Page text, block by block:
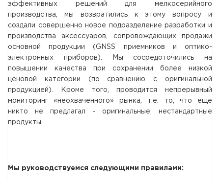
эффективных решений для мелкосерийного
производства, мы возвратились к этому вопросу и
создали совершенно новое подразделение разработки и
производства аксессуаров, сопровождающих продажи
основной продукции (GNSS приемников и оптико-
электронных приборов). Мы сосредоточились на
повышении качества при сохранении более низкой
ценовой категории (по сравнению с оригинальной
продукцией). Кроме того, проводится непрерывный
мониторинг «неохваченного» рынка, т.е. то, что еще
никто не предлагал - оригинальные, нестандартные
продукты.
Мы руководствуемся следующими правилами: